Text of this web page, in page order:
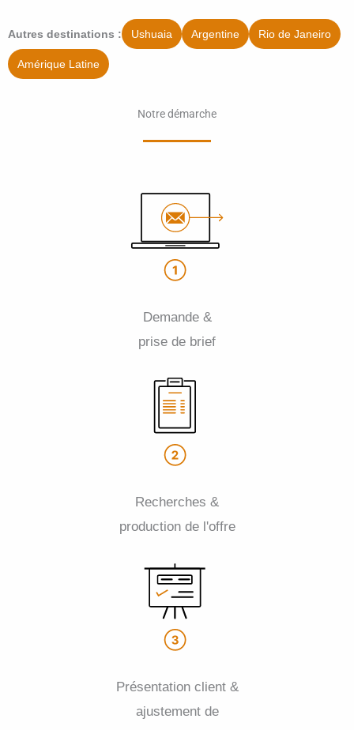
Autres destinations : Ushuaia Argentine Rio de Janeiro
Amérique Latine
Notre démarche
Demande &
prise de brief
Recherches &
production de l'offre
Présentation client &
ajustement de